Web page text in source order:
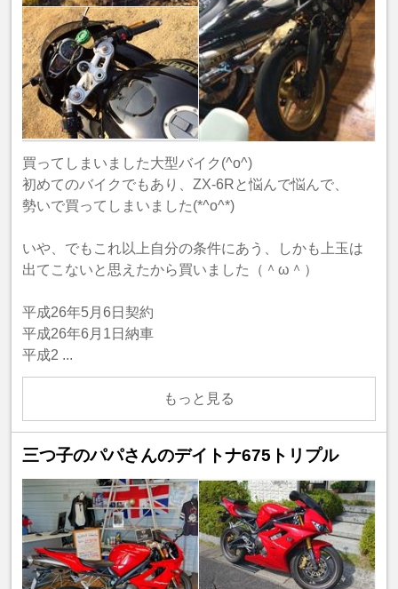
買ってしまいました大型バイク(^o^)
初めてのバイクでもあり、ZX-6Rと悩んで悩んで、
勢いで買ってしまいました(*^o^*)
いや、でもこれ以上自分の条件にあう、しかも上玉は
出てこないと思えたから買いました（＾ω＾）
平成26年5月6日契約
平成26年6月1日納車
平成2 ...
もっと見る
三つ子のパパさんのデイトナ675トリプル